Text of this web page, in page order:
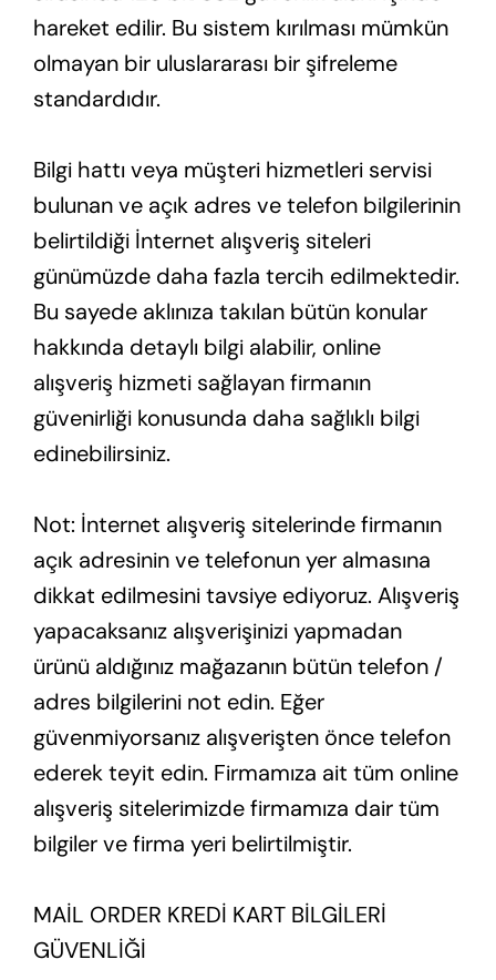
hareket edilir. Bu sistem kırılması mümkün
olmayan bir uluslararası bir şifreleme
standardıdır.
Bilgi hattı veya müşteri hizmetleri servisi
bulunan ve açık adres ve telefon bilgilerinin
belirtildiği İnternet alışveriş siteleri
günümüzde daha fazla tercih edilmektedir.
Bu sayede aklınıza takılan bütün konular
hakkında detaylı bilgi alabilir, online
alışveriş hizmeti sağlayan firmanın
güvenirliği konusunda daha sağlıklı bilgi
edinebilirsiniz.
Not: İnternet alışveriş sitelerinde firmanın
açık adresinin ve telefonun yer almasına
dikkat edilmesini tavsiye ediyoruz. Alışveriş
yapacaksanız alışverişinizi yapmadan
ürünü aldığınız mağazanın bütün telefon /
adres bilgilerini not edin. Eğer
güvenmiyorsanız alışverişten önce telefon
ederek teyit edin. Firmamıza ait tüm online
alışveriş sitelerimizde firmamıza dair tüm
bilgiler ve firma yeri belirtilmiştir.
MAİL ORDER KREDİ KART BİLGİLERİ
GÜVENLİĞİ